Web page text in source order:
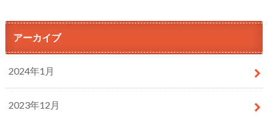
アーカイブ
2024年1月
2023年12月